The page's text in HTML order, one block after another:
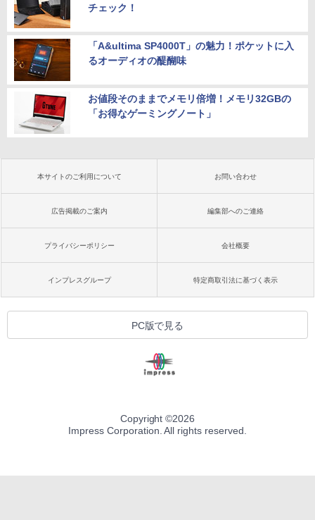
チェック！
「A&ultima SP4000T」の魅力！ポケットに入
るオーディオの醍醐味
お値段そのままでメモリ倍増！メモリ32GBの
「お得なゲーミングノート」
本サイトのご利用について お問い合わせ
広告掲載のご案内 編集部へのご連絡
プライバシーポリシー 会社概要
インプレスグループ 特定商取引法に基づく表示
PC版で見る
Copyright ©2026
Impress Corporation. All rights reserved.